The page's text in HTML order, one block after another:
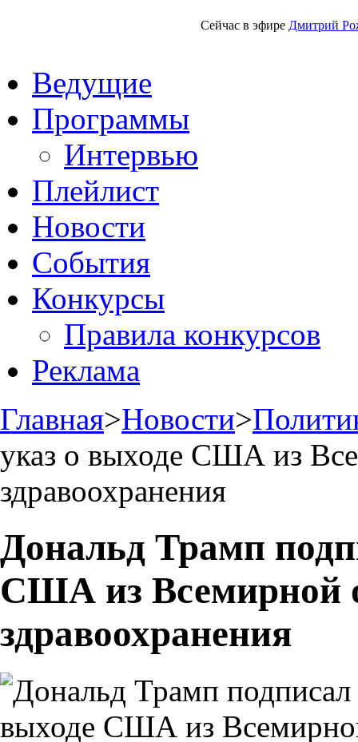
Сейчас в эфире Дмитрий
Ведущие
Программы
Интервью
Плейлист
Новости
События
Конкурсы
Правила конкурсов
Реклама
Главная>Новости>
указ о выходе США из
здравоохранения
Дональд Трамп
США из Всемирной
здравоохранения